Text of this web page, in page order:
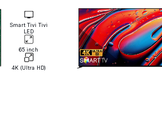
Smart Tivi Tivi
LED
65 inch
4K (Ultra HD)